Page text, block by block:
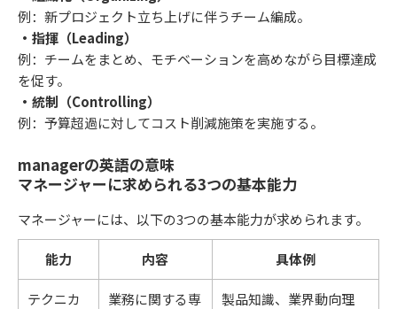
例：新プロジェクト立ち上げに伴うチーム編成。
・指揮（Leading）
例：チームをまとめ、モチベーションを高めながら目標達成
を促す。
・統制（Controlling）
例：予算超過に対してコスト削減施策を実施する。
managerの英語の意味
マネージャーに求められる3つの基本能力
マネージャーには、以下の3つの基本能力が求められます。
能力 内容 具体例
テクニカ
業務に関する専
製品知識、業界動向理